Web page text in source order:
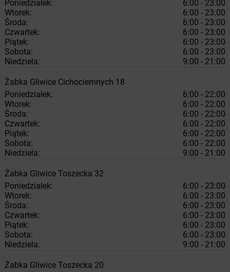
Poniedziałek:
6:00 - 23:00
Wtorek:
6:00 - 23:00
Środa:
6:00 - 23:00
Czwartek:
6:00 - 23:00
Piątek:
6:00 - 23:00
Sobota:
6:00 - 23:00
Niedziela:
9:00 - 21:00
Żabka Gliwice Cichociemnych 18
Poniedziałek:
6:00 - 22:00
Wtorek:
6:00 - 22:00
Środa:
6:00 - 22:00
Czwartek:
6:00 - 22:00
Piątek:
6:00 - 22:00
Sobota:
6:00 - 22:00
Niedziela:
9:00 - 21:00
Żabka Gliwice Toszecka 32
Poniedziałek:
6:00 - 23:00
Wtorek:
6:00 - 23:00
Środa:
6:00 - 23:00
Czwartek:
6:00 - 23:00
Piątek:
6:00 - 23:00
Sobota:
6:00 - 23:00
Niedziela:
9:00 - 21:00
Żabka Gliwice Toszecka 20